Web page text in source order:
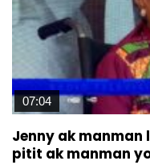
07:04
Jenny ak manman
pitit ak manman